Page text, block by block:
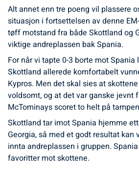
Alt annet enn tre poeng vil plassere
situasjon i fortsettelsen av denne
tøff motstand fra både Skottland og
viktige andreplassen bak Spania.
For når vi tapte 0-3 borte mot Spania
Skottland allerede komfortabelt
Kypros. Men det skal sies at
voldsomt, og at det var ganske jevnt
McTominays scoret to helt på
Skottland tar imot Spania hjemme
Georgia, så med et godt resultat kan
innta andreplassen i gruppen.
favoritter mot skottene.